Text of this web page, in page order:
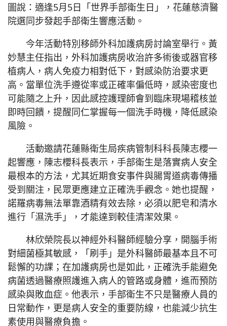
圖說：適逢5月5日「世界手部衛生日」，花蓮慈濟醫
院選同步發起手部衛生響應活動。
今年活動特別移師外科加護病房討論室舉行。黃
妙慧主任指出，外科加護病房收治許多術後或器官移
植病人，病人免疫力相對低下，對感染防治要求更
高。當單位洗手遵從率或正確率偏低時，感染密度也
可能隨之上升，因此感控護理師會到臨床現場稽核並
即時回饋，提醒同仁掌握每一個洗手時機，降低感染
風險。
活動邀請花蓮縣衛生局疾病管制科科長陳志櫻一
起響應，陳志櫻科長表示，手部衛生是落實病人安全
最根本的方法，尤其近期食安事件與腸胃道病毒傳播
受到關注，民眾更應建立正確洗手觀念。她也提醒，
諾羅病毒無法單靠酒精有效去除，必須以肥皂和清水
進行「濕洗手」，才能達到較佳清潔效果。
林欣榮院長以神經外科醫師經驗分享，開腦手術
對細菌極其敏感，「刷手」是外科醫師最基本且不可
鬆懈的功課；在加護病房也是如此，正確洗手能避免
病菌透過醫療照護進入病人的管路或身體，進而預防
感染與敗血症。他表示，手部衛生不只是醫療人員的
日常動作，更是病人安全的重要防線，也能減少抗生
素使用與醫療負擔。